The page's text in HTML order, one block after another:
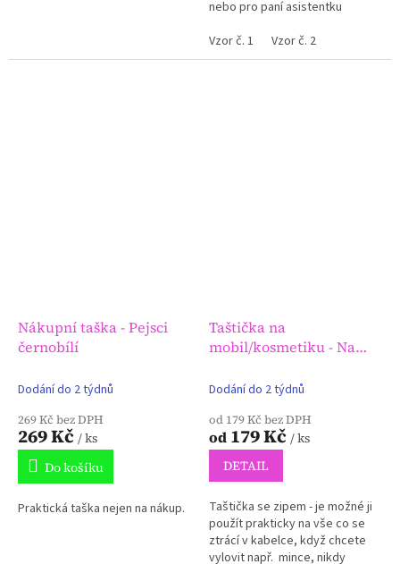
nebo pro paní asistentku
Vzor č. 1
Vzor č. 2
Nákupní taška - Pejsci
černobílí
Dodání do 2 týdnů
269 Kč bez DPH
269 Kč / ks
Do košíku
Praktická taška nejen na nákup.
Taštička na
mobil/kosmetiku - Na
Dodání do 2 týdnů
od 179 Kč bez DPH
od 179 Kč / ks
DETAIL
Taštička se zipem - je možné ji
použít prakticky na vše co se
ztrácí v kabelce, když chcete
vylovit např. mince, nikdy